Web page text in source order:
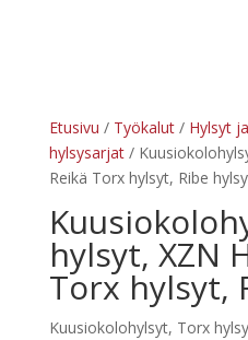
Etusivu / Työkalut/ Hylsyt ja
hylsysarjat/
Reikä Torx hylsyt, Ribe
hylsyt, XZN
Torx hylsyt,
Kuusiokolohylsyt, Torx